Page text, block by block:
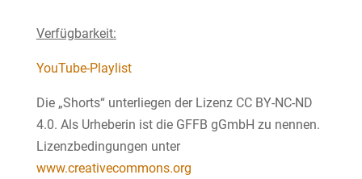
Verfügbarkeit:
YouTube-Playlist
Die „Shorts“ unterliegen der Lizenz CC BY-NC-ND
4.0. Als Urheberin ist die GFFB gGmbH zu nennen.
Lizenzbedingungen unter
www.creativecommons.org